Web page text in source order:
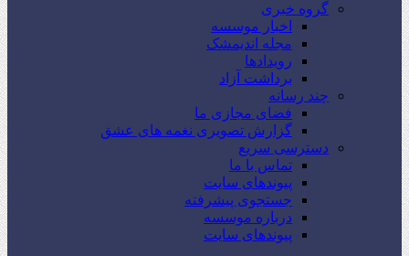
گروه خبری
اخبار موسسه
مجله اندیمشک
رویدادها
برداشت آزاد
چند رسانه
فضای مجازی ما
گزارش تصویری نغمه های عشق
دسترسی سریع
تماس با ما
پیوندهای سایت
جستجوی پیشرفته
درباره موسسه
پیوندهای سایت